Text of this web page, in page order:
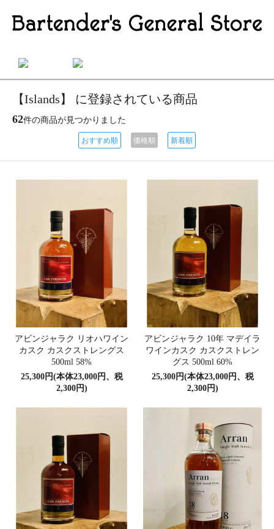
【Islands】 に登録されている商品
62件の商品が見つかりました
おすすめ順 価格順 新着順
アビンジャラク リオハワイン
カスク カスクストレングス
500ml 58%
25,300円(本体23,000円、税
2,300円)
アビンジャラク 10年 マデイラ
ワインカスク カスクストレン
グス 500ml 60%
25,300円(本体23,000円、税
2,300円)